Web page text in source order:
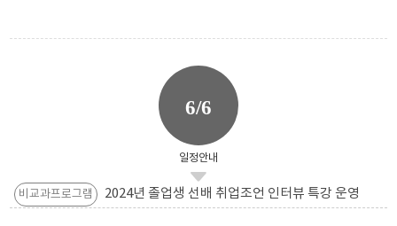
6/6
일정안내
비교과프로그램 2024년 졸업생 선배 취업조언 인터뷰 특강 운영